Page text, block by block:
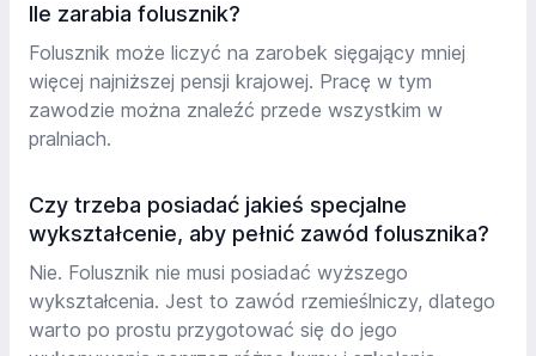
Ile zarabia folusznik?
Folusznik może liczyć na zarobek sięgający mniej
więcej najniższej pensji krajowej. Pracę w tym
zawodzie można znaleźć przede wszystkim w
pralniach.
Czy trzeba posiadać jakieś specjalne
wykształcenie, aby pełnić zawód folusznika?
Nie. Folusznik nie musi posiadać wyższego
wykształcenia. Jest to zawód rzemieślniczy, dlatego
warto po prostu przygotować się do jego